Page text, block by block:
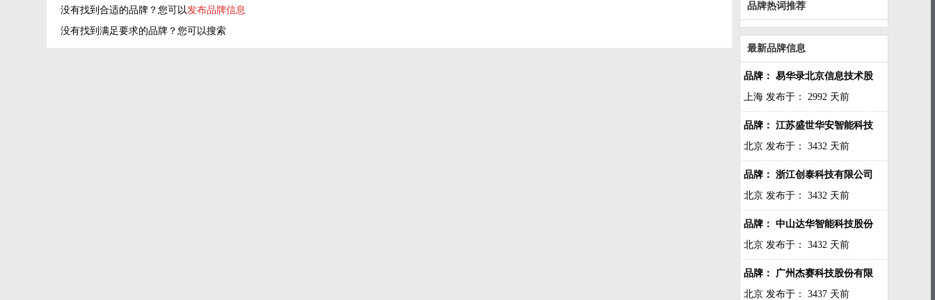
没有找到合适的品牌？您可以发布品牌信息
没有找到满足要求的品牌？您可以搜索
品牌热词推荐
最新品牌信息
品牌： 易华录北京信息技术股
上海 发布于： 2992 天前
品牌： 江苏盛世华安智能科技
北京 发布于： 3432 天前
品牌： 浙江创泰科技有限公司
北京 发布于： 3432 天前
品牌： 中山达华智能科技股份
北京 发布于： 3432 天前
品牌： 广州杰赛科技股份有限
北京 发布于： 3437 天前